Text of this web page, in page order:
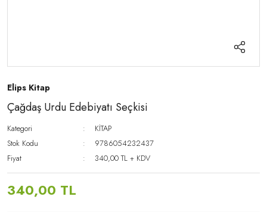
Elips Kitap
Çağdaş Urdu Edebiyatı Seçkisi
Kategori
KİTAP
Stok Kodu
9786054232437
Fiyat
340,00 TL + KDV
340,00 TL